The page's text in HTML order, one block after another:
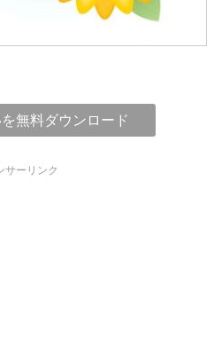
無料ダウンロード
サーリンク